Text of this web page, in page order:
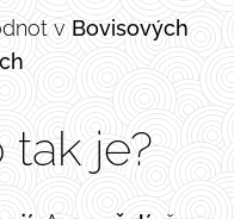
v Bovisových
tak je?